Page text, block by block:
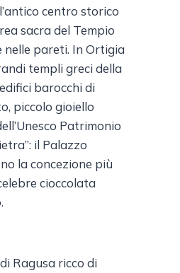
centro storico
sacra del Tempio
nelle pareti. In Ortigia
templi greci della
barocchi di
piccolo gioiello
Patrimonio
il Palazzo
la concezione più
cioccolata
Ragusa ricco di